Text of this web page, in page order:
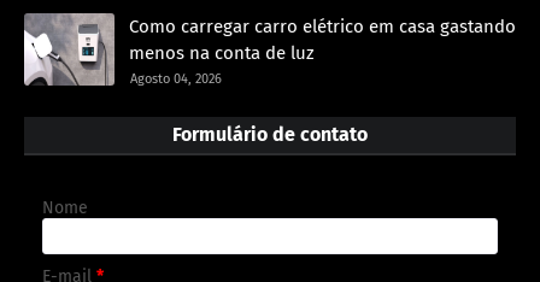
Como carregar carro elétrico em casa gastando
menos na conta de luz
Agosto 04, 2026
Formulário de contato
Nome
E-mail *